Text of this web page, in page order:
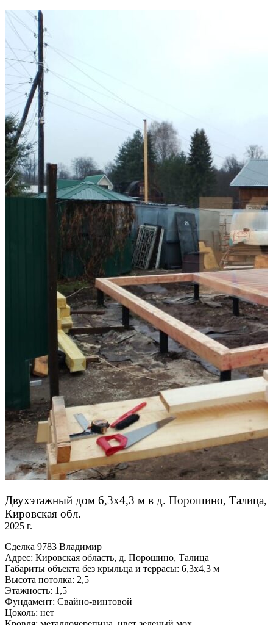
Двухэтажный дом 6,3х4,3 м в д. Порошино, Талица,
Кировская обл.
2025 г.
Сделка 9783 Владимир
Адрес: Кировская область, д. Порошино, Талица
Габариты объекта без крыльца и террасы: 6,3х4,3 м
Высота потолка: 2,5
Этажность: 1,5
Фундамент: Свайно-винтовой
Цоколь: нет